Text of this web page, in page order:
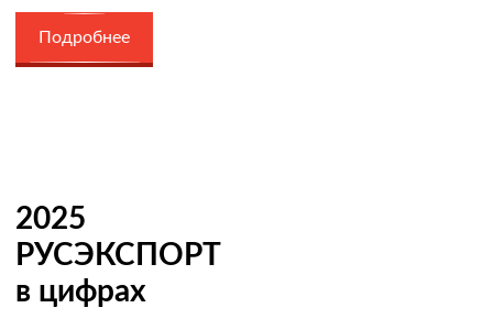
Подробнее
2025
РУСЭКСПОРТ
в цифрах